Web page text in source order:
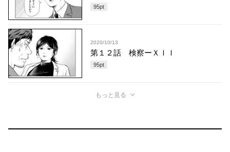
95pt
2020/10/13
第１２話 検察ーＸＩＩ
95pt
もっと見る